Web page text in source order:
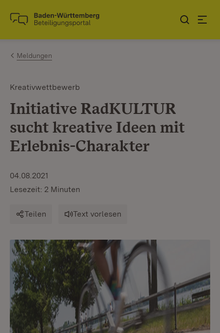
Zum Inhalt springen
Link zur Startseite
Meldungen
Kreativwettbewerb
Initiative RadKULTUR
sucht kreative Ideen mit
Erlebnis-Charakter
04.08.2021
Lesezeit: 2 Minuten
Teilen Text vorlesen